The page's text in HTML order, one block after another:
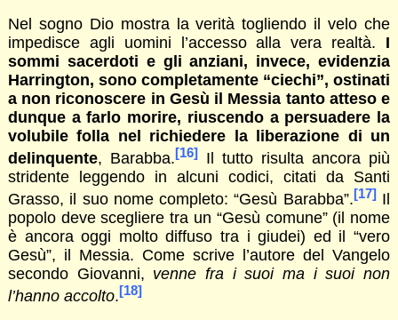
Nel sogno Dio mostra la verità togliendo il velo che
impedisce agli uomini l’accesso alla vera realtà. I
sommi sacerdoti e gli anziani, invece, evidenzia
Harrington, sono completamente “ciechi”, ostinati
a non riconoscere in Gesù il Messia tanto atteso e
dunque a farlo morire, riuscendo a persuadere la
volubile folla nel richiedere la liberazione di un
delinquente, Barabba.[16]Il tutto risulta ancora più
stridente leggendo in alcuni codici, citati da Santi
Grasso, il suo nome completo: “Gesù Barabba”.[17]Il
popolo deve scegliere tra un “Gesù comune” (il nome
è ancora oggi molto diffuso tra i giudei) ed il “vero
Gesù”, il Messia. Come scrive l’autore del Vangelo
secondo Giovanni, venne fra i suoi ma i suoi non
l’hanno accolto.[18]